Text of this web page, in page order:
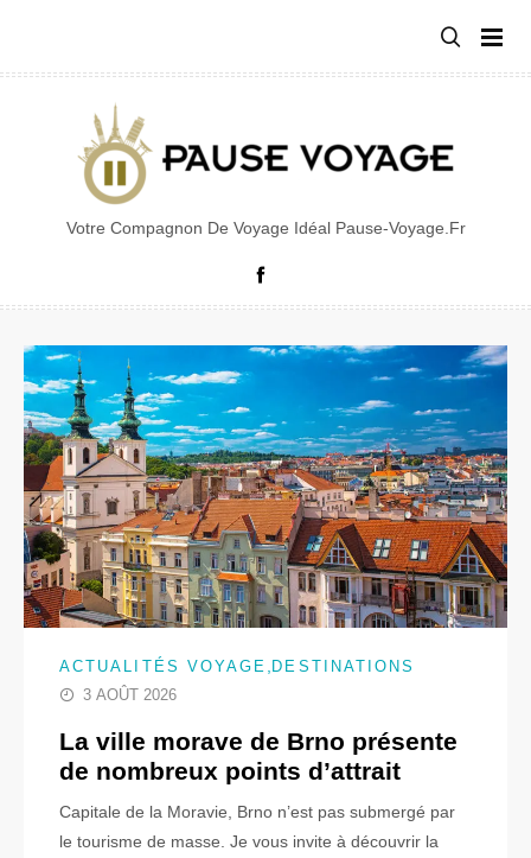
contenu
Votre Compagnon De Voyage Idéal Pause-Voyage.fr
ACTUALITÉS VOYAGE , DESTINATIONS
3 AOÛT 2026
La ville morave de Brno présente
de nombreux points d’attrait
Capitale de la Moravie, Brno n’est pas submergé par
le tourisme de masse. Je vous invite à découvrir la